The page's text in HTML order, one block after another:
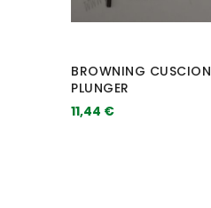
BROWNING CUSCION
PLUNGER
11,44 €